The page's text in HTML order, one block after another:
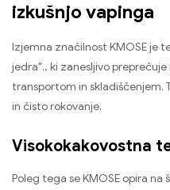
izkušnjo vapinga
Izjemna značilnost KMOSE je
jedra"., ki zanesljivo
transportom in skladiščenjem.
in čisto rokovanje.
Visokokakovostna
Poleg tega se KMOSE opira